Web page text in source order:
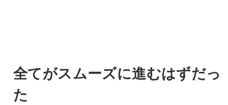
全てがスムーズに進むはずだっ
た